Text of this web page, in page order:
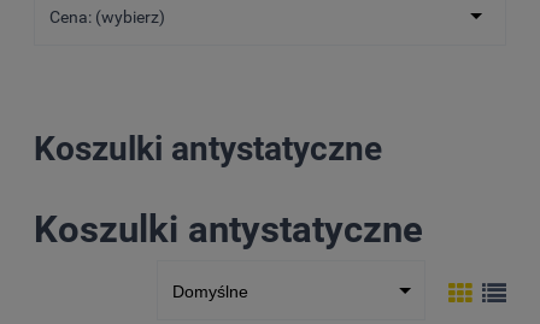
Cena: (wybierz)
Koszulki antystatyczne
Koszulki antystatyczne